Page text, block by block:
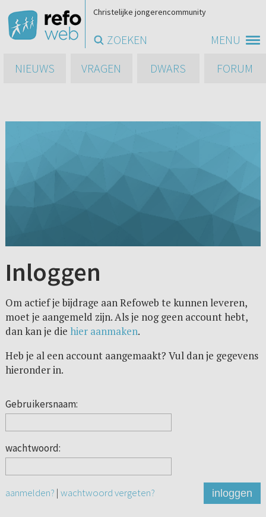
MENU
Christelijke jongerencommunity
ZOEKEN
NIEUWS
VRAGEN DWARS FORUM
Inloggen
Om actief je bijdrage aan Refoweb te kunnen leveren,
moet je aangemeld zijn. Als je nog geen account hebt,
dan kan je die hier aanmaken.
Heb je al een account aangemaakt? Vul dan je gegevens
hieronder in.
Gebruikersnaam:
wachtwoord:
aanmelden? | wachtwoord vergeten? inloggen